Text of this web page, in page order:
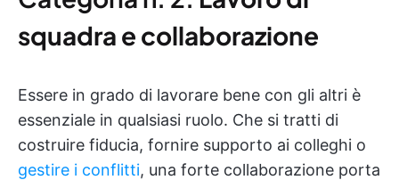
squadra e collaborazione
Essere in grado di lavorare bene con gli altri è
essenziale in qualsiasi ruolo. Che si tratti di
costruire fiducia, fornire supporto ai colleghi o
gestire i conflitti, una forte collaborazione porta